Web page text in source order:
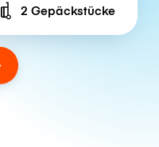
Number of bags
2 Gepäckstücke